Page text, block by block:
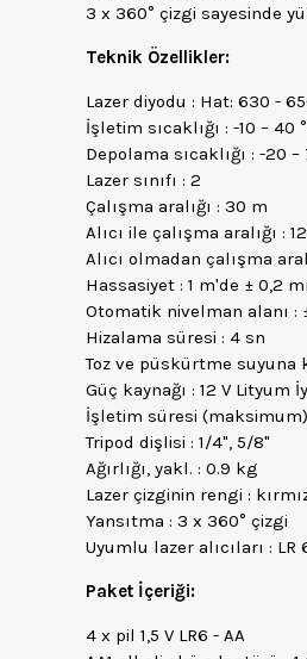
3 x 360° çizgi sayesinde
Teknik Özellikler:
Lazer diyodu : Hat: 630 -
İşletim sıcaklığı : -10 – 40
Depolama sıcaklığı : -20 –
Lazer sınıfı : 2
Çalışma aralığı : 30 m
Alıcı ile çalışma aralığı :
Alıcı olmadan çalışma
Hassasiyet : 1 m'de ± 0,2
Otomatik nivelman alanı :
Hizalama süresi : 4 sn
Toz ve püskürtme suyuna
Güç kaynağı : 12 V Lityum
İşletim süresi
Tripod dişlisi : 1/4", 5/8"
Ağırlığı, yakl. : 0.9 kg
Lazer çizginin rengi :
Yansıtma : 3 x 360° çizgi
Uyumlu lazer alıcıları : LR
Paket İçeriği:
4 x pil 1,5 V LR6 - AA